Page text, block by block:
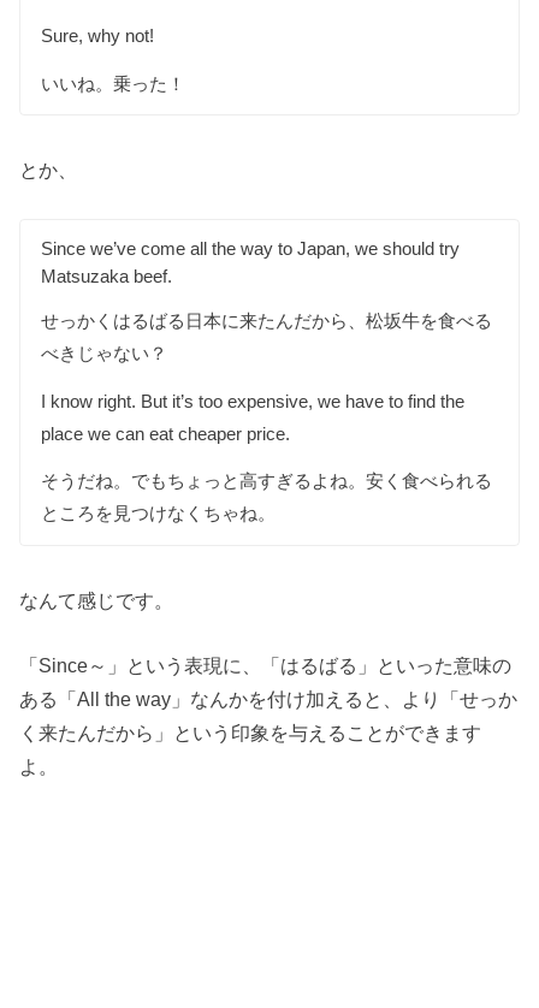
Sure, why not!
いいね。乗った！
とか、
Since we’ve come all the way to Japan, we should try
Matsuzaka beef.
せっかくはるばる日本に来たんだから、松坂牛を食べる
べきじゃない？
I know right. But it’s too expensive, we have to find the
place we can eat cheaper price.
そうだね。でもちょっと高すぎるよね。安く食べられる
ところを見つけなくちゃね。
なんて感じです。
「Since～」という表現に、「はるばる」といった意味の
ある「All the way」なんかを付け加えると、より「せっか
く来たんだから」という印象を与えることができます
よ。